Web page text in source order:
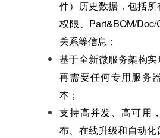
件）历史数据，包括所
权限、Part&BOM/
关系等信息；
基于全新微服务架构
再需要任何专用服务
本；
支持高并发、高可用
布、在线升级和自动